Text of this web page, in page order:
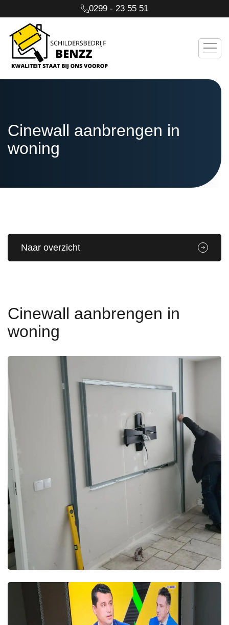
0299 - 23 55 51
Cinewall aanbrengen in
woning
Naar overzicht
Cinewall aanbrengen in
woning